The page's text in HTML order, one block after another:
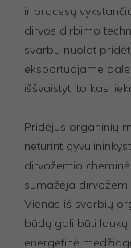
ir procesų
dirvos dirbimo
svarbu nuolat
eksportuojame
iššvaistyti to kas
Pridėjus organinių
neturint
dirvožemio
sumažėja
Vienas iš svarbių
būdų gali būti
energetinė